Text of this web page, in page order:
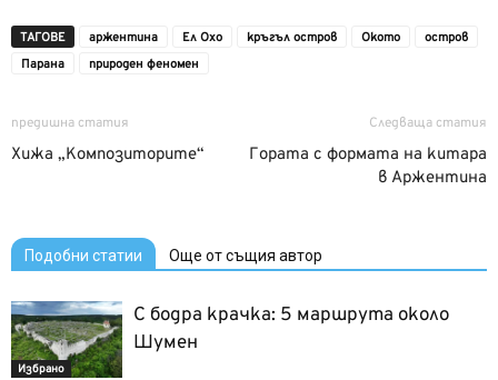
ТАГОВЕ аржентина Ел Охо кръгъл остров Окото
остров
Парана
природен феномен
предишна статия
Хижа „Композиторите“
Следваща статия
Гората с формата на китара
в Аржентина
Подобни статии Още от същия автор
Избрано
С бодра крачка: 5 маршрута около
Шумен